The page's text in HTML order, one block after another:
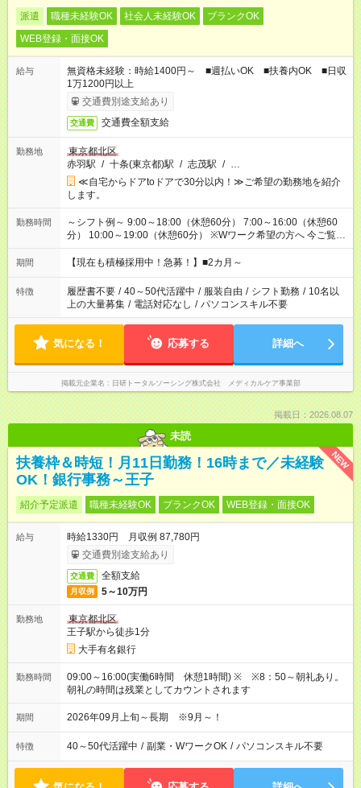
派遣 職種未経験OK 社会人未経験OK
ブランクOK
WEB登録・面接OK
給与
無資格未経験：時給1400円～ ■週払いOK ■扶養内OK ■日収
1万1200円以上
交通費別途支給あり
交通費 交通費全額支給
勤務地
東京都北区
赤羽駅 / 十条(東京都)駅 / 志茂駅 / …
≪自宅からドアtoドアで30分以内！≫ご希望の勤務地を紹介
します。
勤務時間
～シフト例～ 9:00～18:00（休憩60分） 7:00～16:00（休憩60
分） 10:00～19:00（休憩60分） ※Wワーク希望の方へ 今ご覧の
お仕事で希望する勤務時間と、もう1つのお仕事の勤務時間の合
計が 週40時間を超えなければOKです。
期間 【現在も積極採用中！急募！】■2カ月～
特徴 履歴書不要 / 40～50代活躍中 / 服装自由 / シフト勤務 / 10名以
上の大量募集 / 電話対応なし / パソコンスキル不要
気になる！ 応募する 詳細へ
掲載元企業名 日研トータルソーシング株式会社 メディカルケア事業部
掲載日：2026.08.07
未読
NEW
扶養枠＆時短！月11日勤務！16時まで／未経験
OK！銀行事務～王子
紹介予定派遣 職種未経験OK ブランクOK WEB登録・面接OK
給与
時給1330円 月収例 87,780円
交通費別途支給あり
交通費 全額支給
月収例 5～10万円
勤務地
東京都北区
王子駅から徒歩1分
大手有名銀行
勤務時間
09:00～16:00(実働6時間 休憩1時間) ※ ※8：50～朝礼あり。
朝礼の時間は残業としてカウントされます
期間 2026年09月上旬～長期 ※9月～！
特徴 40～50代活躍中 / 副業・WワークOK / パソコンスキル不要